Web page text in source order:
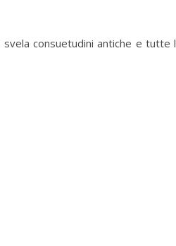
svela consuetudini antiche e tutte